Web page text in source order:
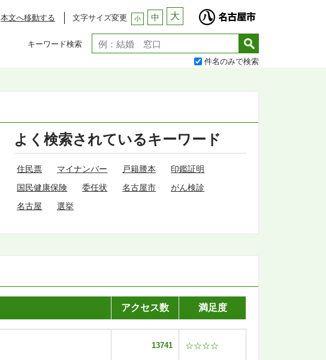
本文へ移動する 文字サイズ変更 小 中 大
キーワード検索
件名のみで検索
よく検索されているキーワード
住民票 マイナンバー 戸籍謄本
印鑑証明
国民健康保険
委任状 名古屋市
がん検診
名古屋
選挙
アクセス数 満足度
13741 ☆☆☆☆